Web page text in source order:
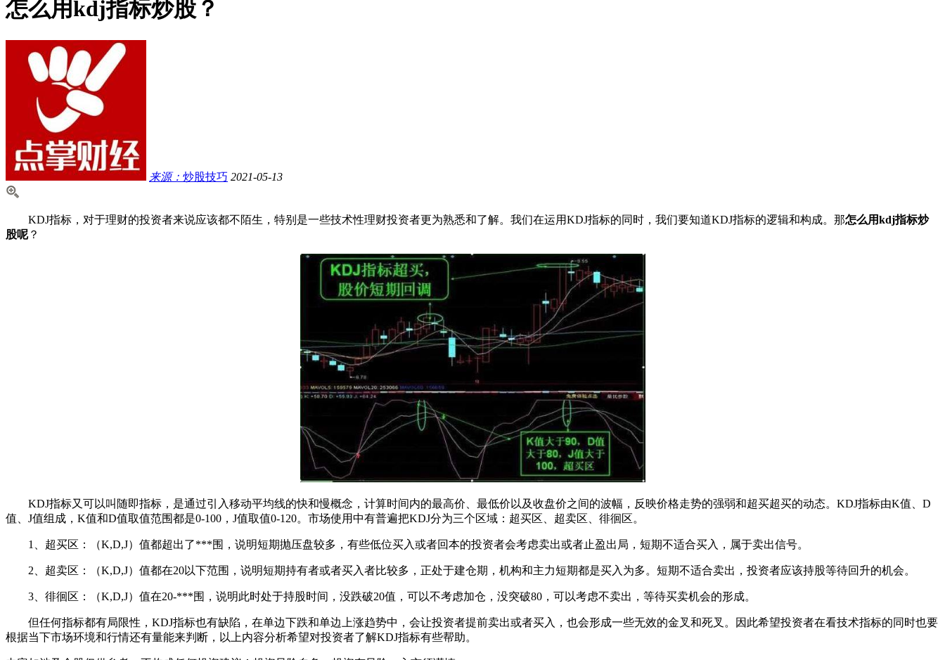
怎么用kdj指标炒股？
来源： 炒股技巧 2021-05-13
KDJ指标，对于理财的投资者来说应该都不陌生，特别是一些技术性理财投资者更为熟悉和了解。我们在运用KDJ指标的同时，我们要知道KDJ指标的逻辑和构成。那怎么用kdj指标炒
股呢？
KDJ指标又可以叫随即指标，是通过引入移动平均线的快和慢概念，计算时间内的最高价、最低价以及收盘价之间的波幅，反映价格走势的强弱和超买超买的动态。KDJ指标由K值、D
值、J值组成，K值和D值取值范围都是0-100，J值取值0-120。市场使用中有普遍把KDJ分为三个区域：超买区、超卖区、徘徊区。
1、超买区：（K,D,J）值都超出了***围，说明短期抛压盘较多，有些低位买入或者回本的投资者会考虑卖出或者止盈出局，短期不适合买入，属于卖出信号。
2、超卖区：（K,D,J）值都在20以下范围，说明短期持有者或者买入者比较多，正处于建仓期，机构和主力短期都是买入为多。短期不适合卖出，投资者应该持股等待回升的机会。
3、徘徊区：（K,D,J）值在20-***围，说明此时处于持股时间，没跌破20值，可以不考虑加仓，没突破80，可以考虑不卖出，等待买卖机会的形成。
但任何指标都有局限性，KDJ指标也有缺陷，在单边下跌和单边上涨趋势中，会让投资者提前卖出或者买入，也会形成一些无效的金叉和死叉。因此希望投资者在看技术指标的同时也要
根据当下市场环境和行情还有量能来判断，以上内容分析希望对投资者了解KDJ指标有些帮助。